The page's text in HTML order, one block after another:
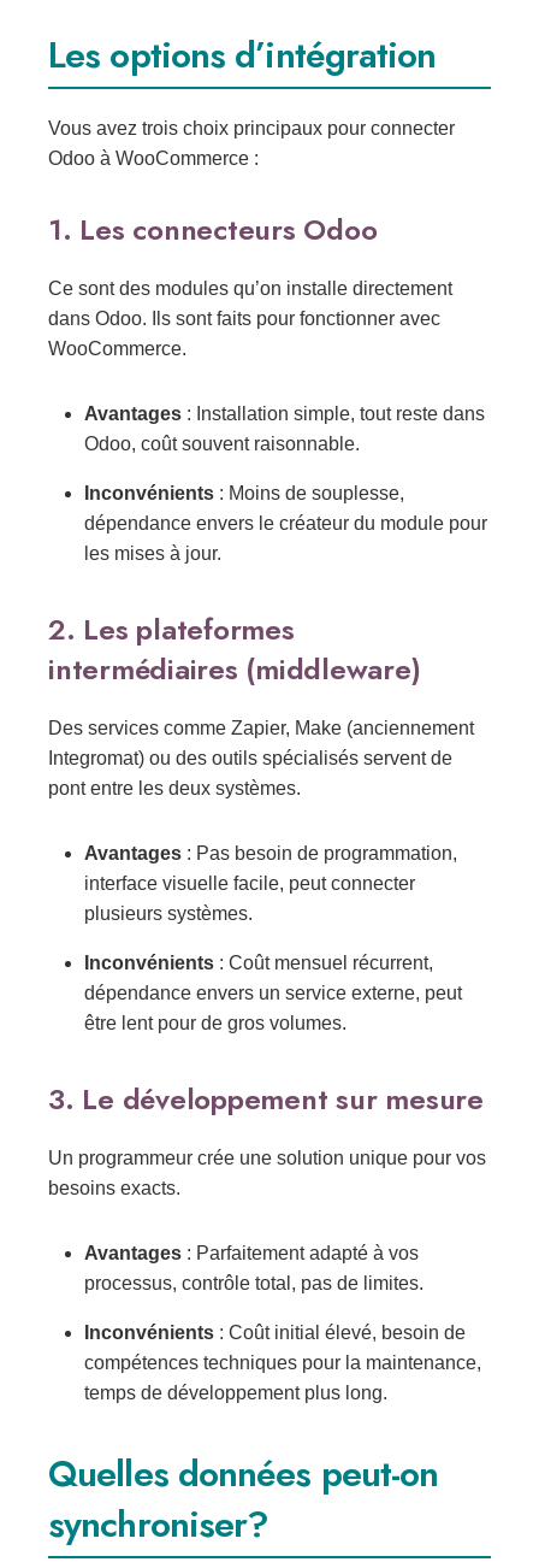
Les options d’intégration
Vous avez trois choix principaux pour connecter
Odoo à WooCommerce :
1. Les connecteurs Odoo
Ce sont des modules qu’on installe directement
dans Odoo. Ils sont faits pour fonctionner avec
WooCommerce.
Avantages : Installation simple, tout reste dans
Odoo, coût souvent raisonnable.
Inconvénients : Moins de souplesse,
dépendance envers le créateur du module pour
les mises à jour.
2. Les plateformes
intermédiaires (middleware)
Des services comme Zapier, Make (anciennement
Integromat) ou des outils spécialisés servent de
pont entre les deux systèmes.
Avantages : Pas besoin de programmation,
interface visuelle facile, peut connecter
plusieurs systèmes.
Inconvénients : Coût mensuel récurrent,
dépendance envers un service externe, peut
être lent pour de gros volumes.
3. Le développement sur mesure
Un programmeur crée une solution unique pour vos
besoins exacts.
Avantages : Parfaitement adapté à vos
processus, contrôle total, pas de limites.
Inconvénients : Coût initial élevé, besoin de
compétences techniques pour la maintenance,
temps de développement plus long.
Quelles données peut-on
synchroniser?